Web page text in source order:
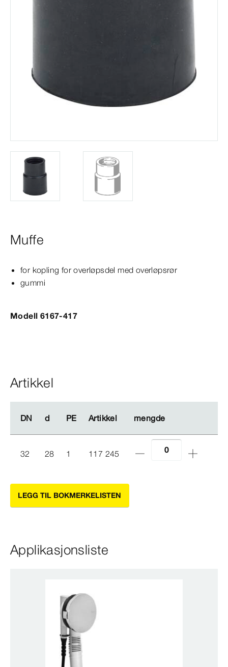
Muffe
for kopling for overløpsdel med overløpsrør
gummi
Modell 6167-417
Artikkel
DN d PE Artikkel mengde
DN d PE Artikkel mengde
32 28 1 117 245
LEGG TIL BOKMERKELISTEN
Applikasjonsliste